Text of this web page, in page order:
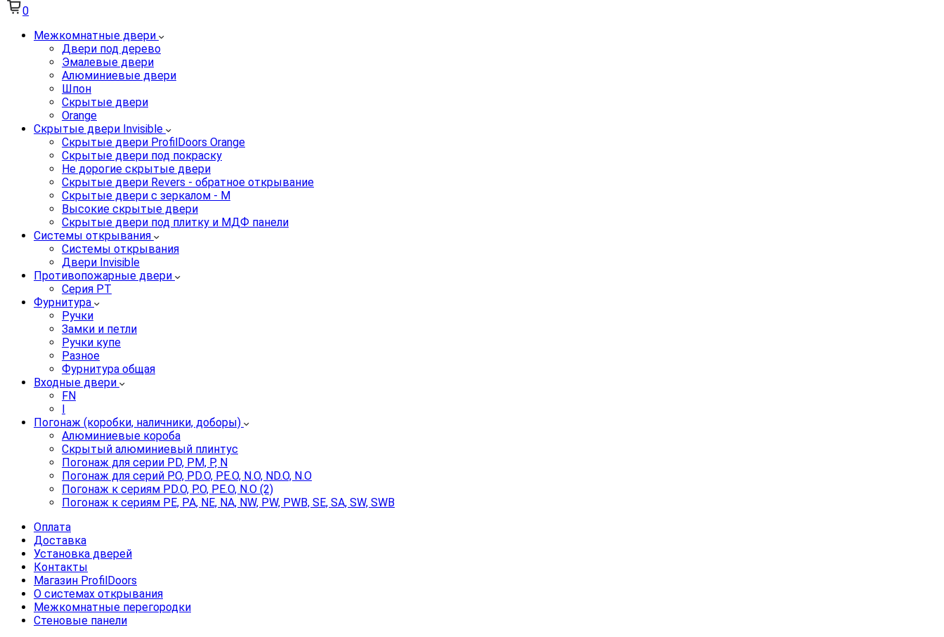
0
Межкомнатные двери
Двери под дерево
Эмалевые двери
Алюминиевые двери
Шпон
Скрытые двери
Orange
Скрытые двери Invisible
Скрытые двери ProfilDoors Orange
Скрытые двери под покраску
Не дорогие скрытые двери
Скрытые двери Revers - обратное открывание
Скрытые двери с зеркалом - M
Высокие скрытые двери
Скрытые двери под плитку и МДФ панели
Системы открывания
Системы открывания
Двери Invisible
Противопожарные двери
Серия PT
Фурнитура
Ручки
Замки и петли
Ручки купе
Разное
Фурнитура общая
Входные двери
FN
I
Погонаж (коробки, наличники, доборы)
Алюминиевые короба
Скрытый алюминиевый плинтус
Погонаж для серии PD, PM, P, N
Погонаж для серий P.O, PD.O, PE.O, N.O, ND.O, N.O
Погонаж к сериям PD.O, P.O, PE.O, N.O (2)
Погонаж к сериям PE, PA, NE, NA, NW, PW, PWB, SE, SA, SW, SWB
Оплата
Доставка
Установка дверей
Контакты
Магазин ProfilDoors
О системах открывания
Межкомнатные перегородки
Стеновые панели